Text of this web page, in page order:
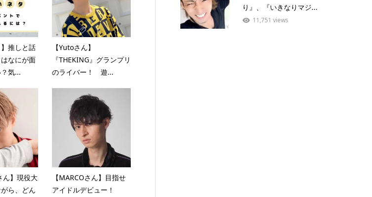
】推しと話
なにが面
気...
【Yutoさん】
『THEKING』グランプリ
のライバー！ 遊...
ん】現役大
ら、どん
【MARCOさん】目指せ
アイドルデビュー！
り』、『いきなりマジ...
11,751 views